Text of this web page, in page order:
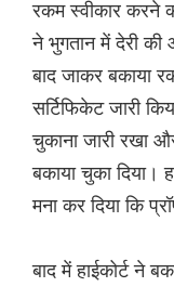
रकम स्वीकार करने
ने भुगतान में देरी की
बाद जाकर बकाया
सर्टिफिकेट जारी
चुकाना जारी रखा
बकाया चुका
मना कर दिया कि
बाद में हाईकोर्ट ने